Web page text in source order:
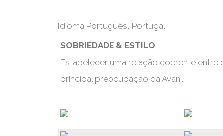
Idioma Português, Portugal
SOBRIEDADE & ESTILO
Estabelecer uma relação coerente
principal preocupação da Avani.